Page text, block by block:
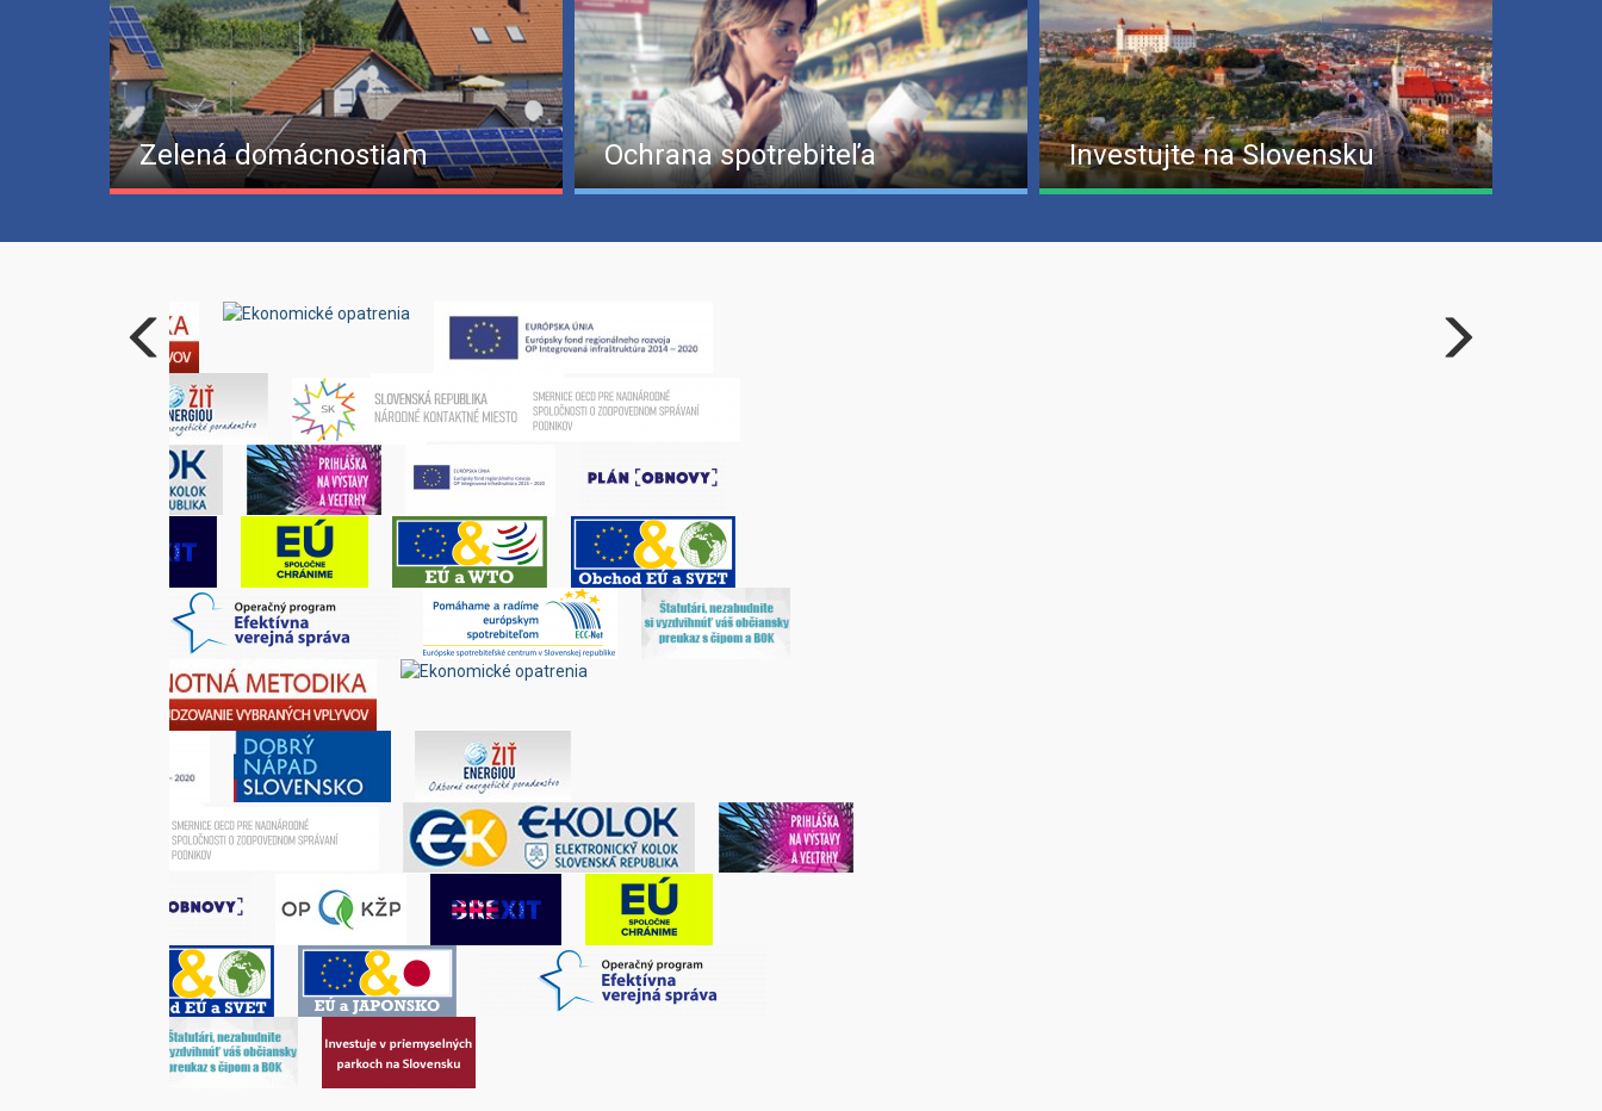
Zelená domácnostiam Ochrana spotrebiteľa Investujte na Slovensku